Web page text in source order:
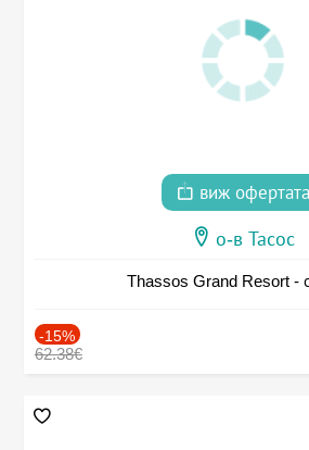
виж офертата
о-в Тасос
Thassos Grand Resort -
-15%
62.38€